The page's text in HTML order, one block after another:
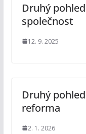
Druhý
společnost
12. 9. 2025
Druhý
reforma
2. 1. 2026